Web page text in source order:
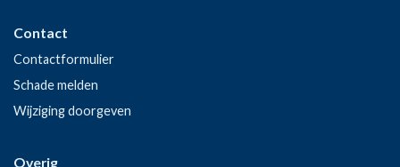
Contact
Contactformulier
Schade melden
Wijziging doorgeven
Overig